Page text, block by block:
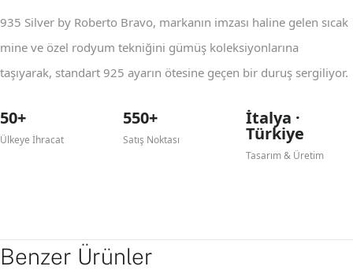
935 Silver by Roberto Bravo, markanın imzası haline gelen sıcak
mine ve özel rodyum tekniğini gümüş koleksiyonlarına
taşıyarak, standart 925 ayarın ötesine geçen bir duruş sergiliyor.
50+
Ülkeye İhracat
550+
Satış Noktası
İtalya ·
Türkiye
Tasarım & Üretim
Benzer Ürünler